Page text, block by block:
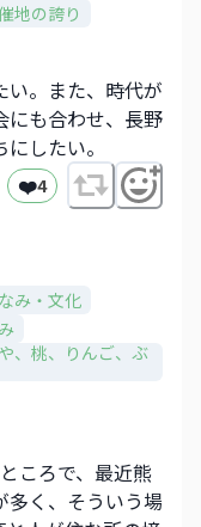
地の誇り
い。また、時代が
にも合わせ、長野
したい。
❤️4
み・文化​
、​桃、りんご、ぶ
ころで、最近熊
多く、そういう場